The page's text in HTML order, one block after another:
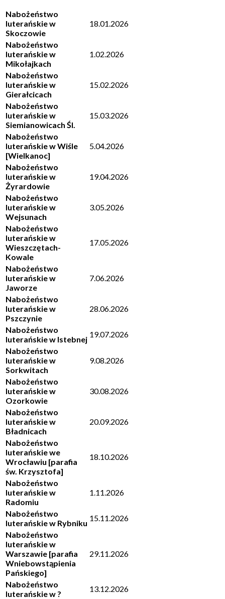
Nabożeństwo
luterańskie w
Skoczowie
18.01.2026
Nabożeństwo
luterańskie w
Mikołajkach
1.02.2026
Nabożeństwo
luterańskie w
Gierałcicach
15.02.2026
Nabożeństwo
luterańskie w
Siemianowicach Śl.
15.03.2026
Nabożeństwo
luterańskie w Wiśle
[Wielkanoc]
5.04.2026
Nabożeństwo
luterańskie w
Żyrardowie
19.04.2026
Nabożeństwo
luterańskie w
Wejsunach
3.05.2026
Nabożeństwo
luterańskie w
Wieszczętach-
Kowale
17.05.2026
Nabożeństwo
luterańskie w
Jaworze
7.06.2026
Nabożeństwo
luterańskie w
Pszczynie
28.06.2026
Nabożeństwo
luterańskie w Istebnej
19.07.2026
Nabożeństwo
luterańskie w
Sorkwitach
9.08.2026
Nabożeństwo
luterańskie w
Ozorkowie
30.08.2026
Nabożeństwo
luterańskie w
Bładnicach
20.09.2026
Nabożeństwo
luterańskie we
Wrocławiu [parafia
św. Krzysztofa]
18.10.2026
Nabożeństwo
luterańskie w
Radomiu
1.11.2026
Nabożeństwo
luterańskie w Rybniku
15.11.2026
Nabożeństwo
luterańskie w
Warszawie [parafia
Wniebowstąpienia
Pańskiego]
29.11.2026
Nabożeństwo
luterańskie w ?
13.12.2026